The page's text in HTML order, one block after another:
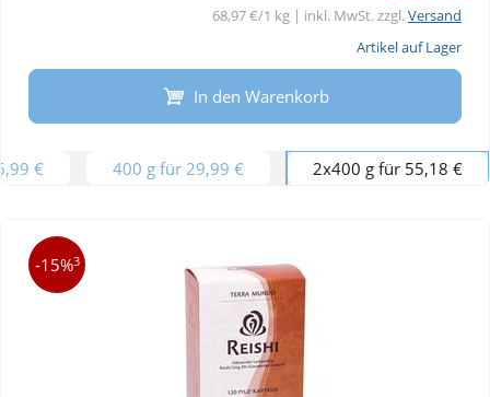
68,97 €/1 kg | inkl. MwSt. zzgl.Versand
Artikel auf Lager
In den Warenkorb
€ 400 g für 29,99 € 2x400 g für 55,18 €
-15%3